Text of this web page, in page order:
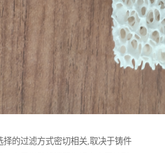
择的过滤方式密切相关,取决于铸件